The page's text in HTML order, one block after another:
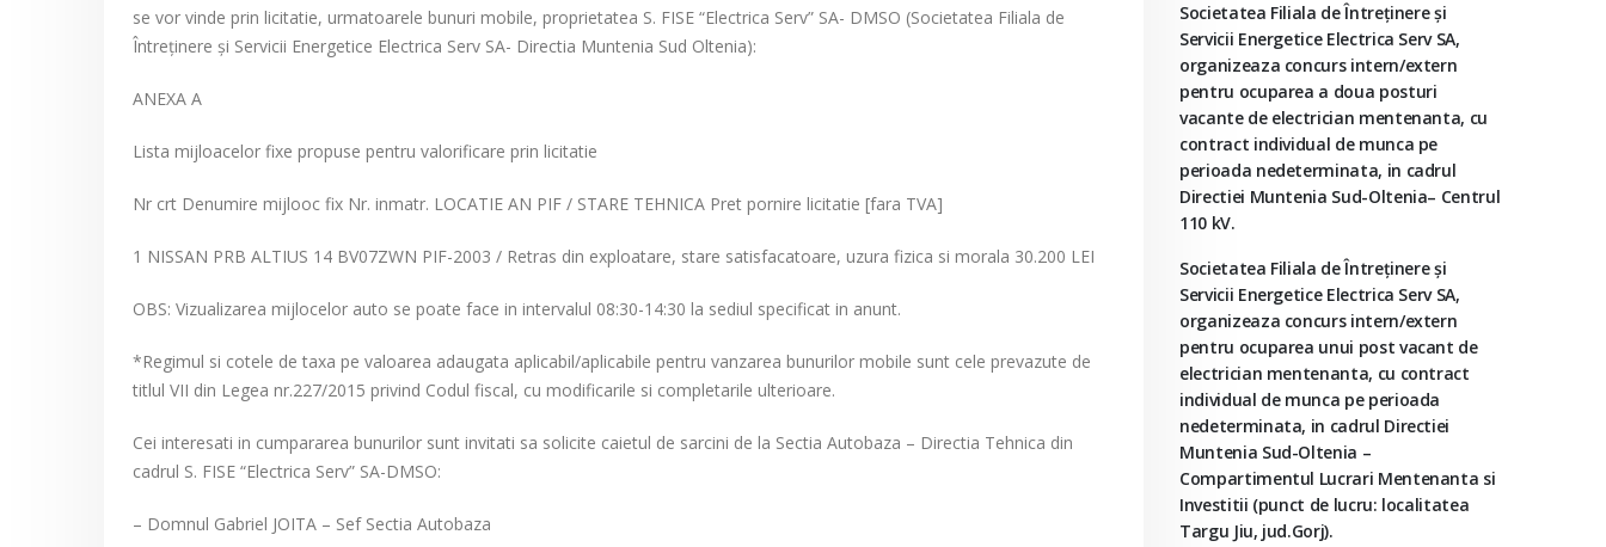
se vor vinde prin licitatie, urmatoarele bunuri mobile, proprietatea S. FISE “Electrica Serv” SA- DMSO (Societatea Filiala de
Întreţinere şi Servicii Energetice Electrica Serv SA- Directia Muntenia Sud Oltenia):
ANEXA A
Lista mijloacelor fixe propuse pentru valorificare prin licitatie
Nr crt Denumire mijlooc fix Nr. inmatr. LOCATIE AN PIF / STARE TEHNICA Pret pornire licitatie [fara TVA]
1 NISSAN PRB ALTIUS 14 BV07ZWN PIF-2003 / Retras din exploatare, stare satisfacatoare, uzura fizica si morala 30.200 LEI
OBS: Vizualizarea mijlocelor auto se poate face in intervalul 08:30-14:30 la sediul specificat in anunt.
*Regimul si cotele de taxa pe valoarea adaugata aplicabil/aplicabile pentru vanzarea bunurilor mobile sunt cele prevazute de
titlul VII din Legea nr.227/2015 privind Codul fiscal, cu modificarile si completarile ulterioare.
Cei interesati in cumpararea bunurilor sunt invitati sa solicite caietul de sarcini de la Sectia Autobaza – Directia Tehnica din
cadrul S. FISE “Electrica Serv” SA-DMSO:
– Domnul Gabriel JOITA – Sef Sectia Autobaza
Societatea Filiala de Întreţinere şi
Servicii Energetice Electrica Serv SA,
organizeaza concurs intern/extern
pentru ocuparea a doua posturi
vacante de electrician mentenanta, cu
contract individual de munca pe
perioada nedeterminata, in cadrul
Directiei Muntenia Sud-Oltenia– Centrul
110 kV.
Societatea Filiala de Întreţinere şi
Servicii Energetice Electrica Serv SA,
organizeaza concurs intern/extern
pentru ocuparea unui post vacant de
electrician mentenanta, cu contract
individual de munca pe perioada
nedeterminata, in cadrul Directiei
Muntenia Sud-Oltenia –
Compartimentul Lucrari Mentenanta si
Investitii (punct de lucru: localitatea
Targu Jiu, jud.Gorj).